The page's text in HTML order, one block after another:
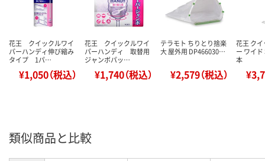
花王 クイックルワイ
パーハンディ伸び縮み
タイプ 1パ…
¥1,050（税込）
花王 クイックルワイ
パーハンディ 取替用
ジャンボパッ…
¥1,740（税込）
テラモト ちりとり捨楽
大 屋外用 DP466030…
¥2,579（税込）
花王 ク
ー ワイ
本
類似商品と比較